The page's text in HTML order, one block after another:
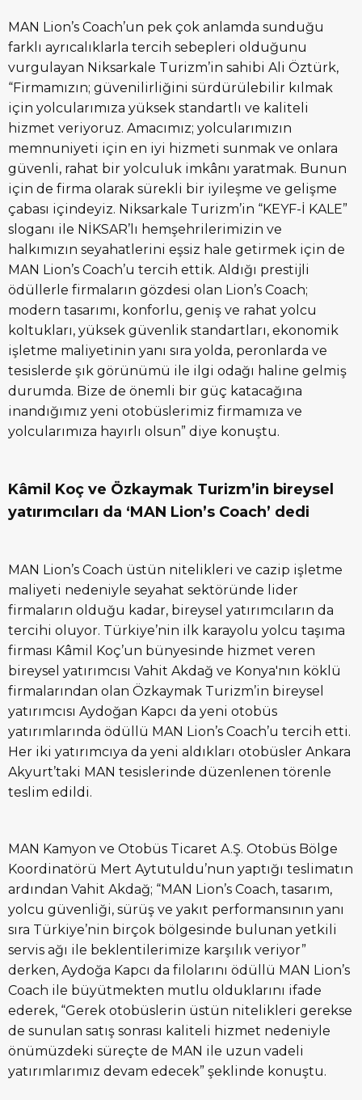
MAN Lion’s Coach’un pek çok anlamda sunduğu
farklı ayrıcalıklarla tercih sebepleri olduğunu
vurgulayan Niksarkale Turizm’in sahibi Ali Öztürk,
“Firmamızın; güvenilirliğini sürdürülebilir kılmak
için yolcularımıza yüksek standartlı ve kaliteli
hizmet veriyoruz. Amacımız; yolcularımızın
memnuniyeti için en iyi hizmeti sunmak ve onlara
güvenli, rahat bir yolculuk imkânı yaratmak. Bunun
için de firma olarak sürekli bir iyileşme ve gelişme
çabası içindeyiz. Niksarkale Turizm’in “KEYF-İ KALE”
sloganı ile NİKSAR’lı hemşehrilerimizin ve
halkımızın seyahatlerini eşsiz hale getirmek için de
MAN Lion’s Coach’u tercih ettik. Aldığı prestijli
ödüllerle firmaların gözdesi olan Lion’s Coach;
modern tasarımı, konforlu, geniş ve rahat yolcu
koltukları, yüksek güvenlik standartları, ekonomik
işletme maliyetinin yanı sıra yolda, peronlarda ve
tesislerde şık görünümü ile ilgi odağı haline gelmiş
durumda. Bize de önemli bir güç katacağına
inandığımız yeni otobüslerimiz firmamıza ve
yolcularımıza hayırlı olsun” diye konuştu.
Kâmil Koç ve Özkaymak Turizm’in bireysel
yatırımcıları da ‘MAN Lion’s Coach’ dedi
MAN Lion’s Coach üstün nitelikleri ve cazip işletme
maliyeti nedeniyle seyahat sektöründe lider
firmaların olduğu kadar, bireysel yatırımcıların da
tercihi oluyor. Türkiye’nin ilk karayolu yolcu taşıma
firması Kâmil Koç’un bünyesinde hizmet veren
bireysel yatırımcısı Vahit Akdağ ve Konya'nın köklü
firmalarından olan Özkaymak Turizm’in bireysel
yatırımcısı Aydoğan Kapcı da yeni otobüs
yatırımlarında ödüllü MAN Lion’s Coach’u tercih etti.
Her iki yatırımcıya da yeni aldıkları otobüsler Ankara
Akyurt’taki MAN tesislerinde düzenlenen törenle
teslim edildi.
MAN Kamyon ve Otobüs Ticaret A.Ş. Otobüs Bölge
Koordinatörü Mert Aytutuldu’nun yaptığı teslimatın
ardından Vahit Akdağ; “MAN Lion’s Coach, tasarım,
yolcu güvenliği, sürüş ve yakıt performansının yanı
sıra Türkiye’nin birçok bölgesinde bulunan yetkili
servis ağı ile beklentilerimize karşılık veriyor”
derken, Aydoğa Kapcı da filolarını ödüllü MAN Lion’s
Coach ile büyütmekten mutlu olduklarını ifade
ederek, “Gerek otobüslerin üstün nitelikleri gerekse
de sunulan satış sonrası kaliteli hizmet nedeniyle
önümüzdeki süreçte de MAN ile uzun vadeli
yatırımlarımız devam edecek” şeklinde konuştu.